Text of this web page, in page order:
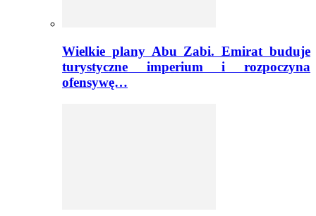
Wielkie plany Abu Zabi. Emirat buduje
turystyczne imperium i rozpoczyna
ofensywę…